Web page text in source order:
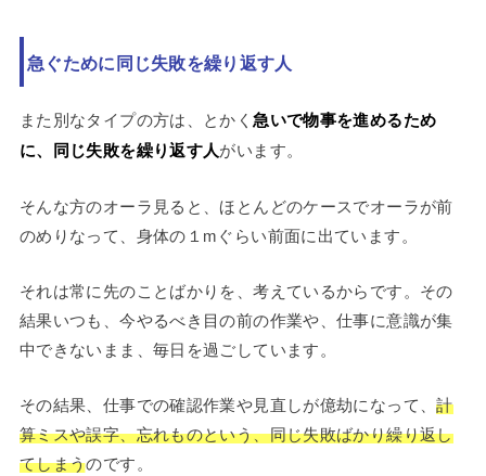
急ぐために同じ失敗を繰り返す人
また別なタイプの方は、とかく急いで物事を進めるため
に、同じ失敗を繰り返す人がいます。
そんな方のオーラ見ると、ほとんどのケースでオーラが前
のめりなって、身体の１mぐらい前面に出ています。
それは常に先のことばかりを、考えているからです。その
結果いつも、今やるべき目の前の作業や、仕事に意識が集
中できないまま、毎日を過ごしています。
その結果、仕事での確認作業や見直しが億劫になって、計
算ミスや誤字、忘れものという、同じ失敗ばかり繰り返し
てしまうのです。